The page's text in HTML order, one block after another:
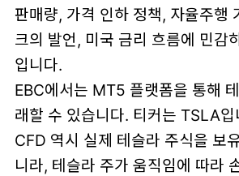
판매량, 가격 인하 정책, 자율주행
크의 발언, 미국 금리 흐름에 민감
입니다.
EBC에서는 MT5 플랫폼을 통해
래할 수 있습니다. 티커는 TSLA입
CFD 역시 실제 테슬라 주식을 보
니라, 테슬라 주가 움직임에 따라